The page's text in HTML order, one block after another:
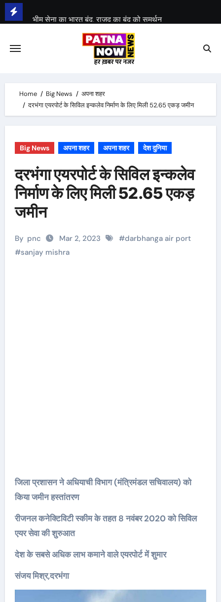
Skip
to
Home Big News
अपना शहर
दरभंगा एयरपोर्ट के सिविल इन्कलेव निर्माण के लिए मिली 52.65 एकड़ जमीन
Big News अपना शहर अपना शहर देश दुनिया
दरभंगा एयरपोर्ट के सिविल इन्कलेव
निर्माण के लिए मिली 52.65 एकड़
जमीन
By pnc Mar 2, 2023 #darbhanga air port
#sanjay mishra
जिला प्रशासन ने अधियाची विभाग (मंत्रिमंडल सचिवालय) को
किया जमीन हस्तांतरण
रीजनल कनेक्टिविटी स्कीम के तहत 8 नवंबर 2020 को सिविल
एयर सेवा की शुरुआत
देश के सबसे अधिक लाभ कमाने वाले एयरपोर्ट में शुमार
संजय मिश्र,दरभंगा